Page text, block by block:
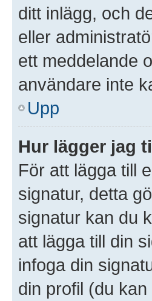
ditt inlägg, och
eller
ett meddelande
användare inte
Upp
Hur lägger jag
För att lägga till
signatur, detta
signatur kan du
att lägga till din
infoga din
din profil (du